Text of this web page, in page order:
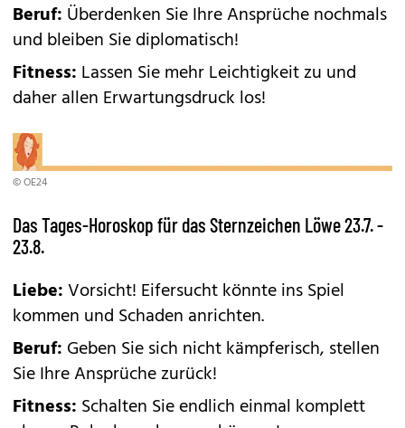
Beruf: Überdenken Sie Ihre Ansprüche nochmals
und bleiben Sie diplomatisch!
Fitness: Lassen Sie mehr Leichtigkeit zu und
daher allen Erwartungsdruck los!
© OE24
Das Tages-Horoskop für das Sternzeichen Löwe 23.7. -
23.8.
Liebe:Vorsicht! Eifersucht könnte ins Spiel
kommen und Schaden anrichten.
Beruf: Geben Sie sich nicht kämpferisch, stellen
Sie Ihre Ansprüche zurück!
Fitness: Schalten Sie endlich einmal komplett